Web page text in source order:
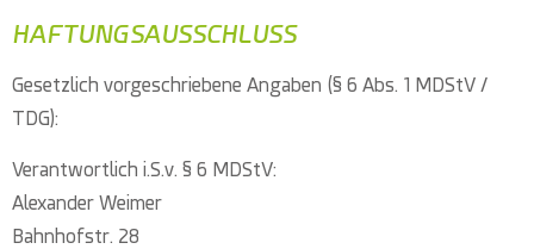
HAFTUNGSAUSSCHLUSS
Gesetzlich vorgeschriebene Angaben (§ 6 Abs. 1 MDStV /
TDG):
Verantwortlich i.S.v. § 6 MDStV:
Alexander Weimer
Bahnhofstr. 28